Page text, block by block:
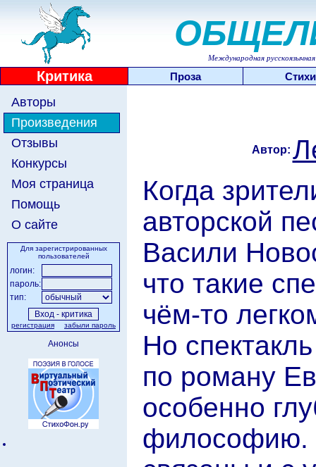
Международная
Критика Проза Стихи
Авторы
Произведения
Отзывы
Конкурсы
Моя страница
Помощь
О сайте
Для зарегистрированных
пользователей
логин:
пароль:
тип:
регистрация забыли пароль
Анонсы
Автор:
Когда
авторской
Васили
что такие
чём-то
Но
по роману
особенно
философию.